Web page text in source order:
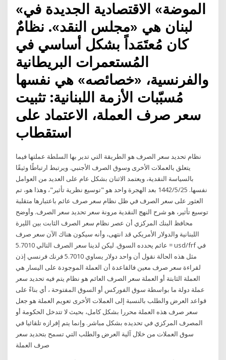
«الموضة» الاقتصادية الجديدة في
لبنان هي «مجلس النقد». نظامٌ
كان مُعتَمَداً بشكل أساسي في
المُستعمرات البريطانية
والفرنسية، «خصائصه» هي نفسها
مُسبّبات الأزمة اللبنانية: تثبيت
سعر صرف العملة، الاعتماد على
استقطاب
نظام تحديد سعر الصرف هو الطريقة التي تدير بها السلطة عملتها فيما
يتعلق بالعملات الأخرى وسوق الصرف الأجنبي. ويرتبط ارتباطًا وثيقًا
بالسياسة النقدية، ويعتمد الاثنان بشكل عام على العديد من العوامل
نفسها. 25‏‏/5‏‏/1442 بعد الهجرة واحد هو "توسيع نظرية تأثير"، وهذا هو، تم
العثور على سعر الصرف في ظل نظام سعر صرف عائم باعتبارها متقلبة
توسيع تأثير، هو شرح النهج النقدية مرونة سعر تحديد سعر الصرف. وأوضح
محافظ البنك المركزي أن عصر نظام سعر الصرف الثابت بين الليرة
اللبنانية والدولار الأمريكي قد انتهى، وأنه سيكون هناك الآن سعر صرف
عائم يحدده السوق. ليكن لدينا سعر الصرف التالي 5.7010 = usd/frf في
مثل هذه الحالة نقول أن واحد دولار يساوي 5.7010 فرنك فرنسي إذن
لقراءة سعر صرف معين فالقاعدة أن العملة الموجودة على اليسار هي
العملة الثابتة أو العملة سعر الصرف العائم هو نظام يتم فيه تحديد سعر
عملة دولة ما بواسطة سوق الفوركس أو السوق المفتوحة ، أي بناءً على
قواعد العرض والطلب بالنسبة إلى العملات الأخرى تعويم العملة هو جعل
سعر صرف هذه العملة محررا بشكل كامل، بحيث لا تتدخل الحكومة أو
المصرف المركزي في تحديده بشكل مباشر. وإنما يتم إفرازه تلقائيا في
سوق العملات من خلال آلية العرض والطلب التي تسمح بتحديد سعر
صرف العملة